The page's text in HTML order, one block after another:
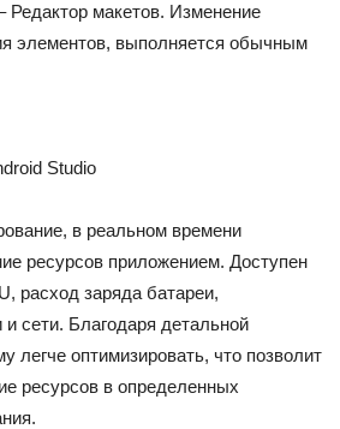
Редактор макетов. Изменение
элементов, выполняется обычным
Studio
, в реальном времени
ресурсов приложением. Доступен
расход заряда батареи,
и сети. Благодаря детальной
легче оптимизировать, что позволит
ресурсов в определенных